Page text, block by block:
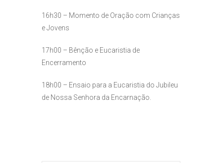
16h30 – Momento de Oração com Crianças
e Jovens
17h00 – Bênção e Eucaristia de
Encerramento
18h00 – Ensaio para a Eucaristia do Jubileu
de Nossa Senhora da Encarnação.